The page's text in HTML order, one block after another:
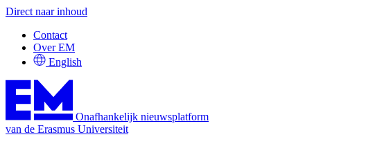
Direct naar inhoud
Contact
Over EM
English
Onafhankelijk nieuwsplatform
van de Erasmus Universiteit